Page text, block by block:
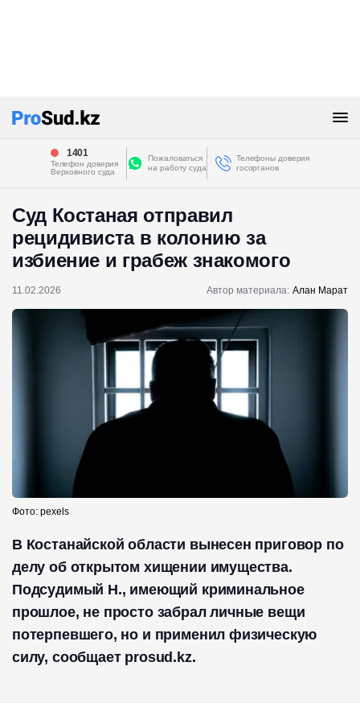
1401
Телефон доверия
Верховного суда
Пожаловаться
на работу суда
Телефоны доверия
госорганов
Суд Костаная отправил
рецидивиста в колонию за
избиение и грабеж знакомого
11.02.2026 Автор материала: Алан Марат
Фото: pexels
В Костанайской области вынесен приговор по
делу об открытом хищении имущества.
Подсудимый Н., имеющий криминальное
прошлое, не просто забрал личные вещи
потерпевшего, но и применил физическую
силу, сообщает prosud.kz.